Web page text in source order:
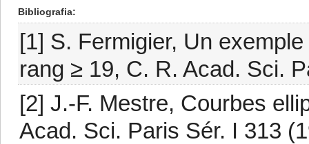
Bibliografia
[1] S. Fermigier, Un
rang ≥ 19, C. R. Acad. Sci.
[2] J.-F. Mestre, Courbes
Acad. Sci. Paris Sér. I 313